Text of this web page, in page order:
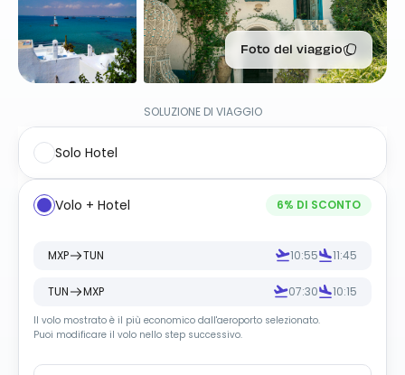
Foto del viaggio
SOLUZIONE DI VIAGGIO
Solo Hotel
Volo + Hotel 6% DI SCONTO
MXP TUN 10:55 11:45
TUN MXP 07:30 10:15
Il volo mostrato è il più economico dall'aeroporto selezionato.
Puoi modificare il volo nello step successivo.